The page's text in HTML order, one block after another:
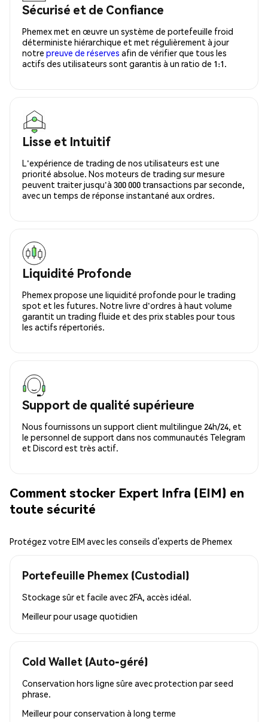
Sécurisé et de Confiance
Phemex met en œuvre un système de portefeuille froid
déterministe hiérarchique et met régulièrement à jour
notre preuve de réserves afin de vérifier que tous les
actifs des utilisateurs sont garantis à un ratio de 1:1.
Lisse et Intuitif
L'expérience de trading de nos utilisateurs est une
priorité absolue. Nos moteurs de trading sur mesure
peuvent traiter jusqu'à 300 000 transactions par seconde,
avec un temps de réponse instantané aux ordres.
Liquidité Profonde
Phemex propose une liquidité profonde pour le trading
spot et les futures. Notre livre d'ordres à haut volume
garantit un trading fluide et des prix stables pour tous
les actifs répertoriés.
Support de qualité supérieure
Nous fournissons un support client multilingue 24h/24, et
le personnel de support dans nos communautés Telegram
et Discord est très actif.
Comment stocker Expert Infra (EIM) en
toute sécurité
Protégez votre EIM avec les conseils d’experts de Phemex
Portefeuille Phemex (Custodial)
Stockage sûr et facile avec 2FA, accès idéal.
Meilleur pourusage quotidien
Cold Wallet (Auto-géré)
Conservation hors ligne sûre avec protection par seed
phrase.
Meilleur pourconservation à long terme